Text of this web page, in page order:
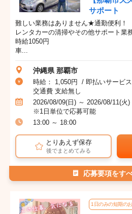
サポート
難しい業務はありません★通勤便利！
レンタカーの清掃やその他サポート業
時給1050円
車...
沖縄県 那覇市
時給： 1,050円 / 即払いサービ
交通費 支給無し
2026/08/09(日) ～ 2026/08/11(火)
※1日単位で応募可能
13:00 ～ 18:00
とりあえず保存
後でまとめてみる
応募要項をす
1日のみの短期の